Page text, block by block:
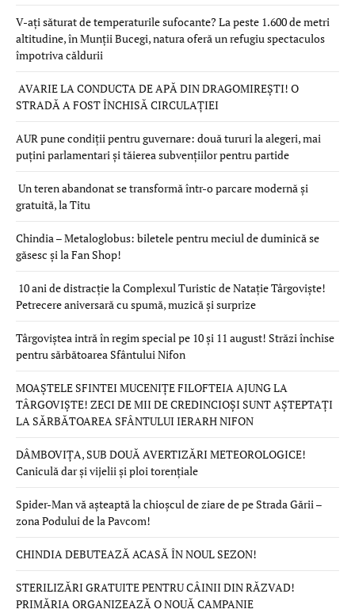
V-ați săturat de temperaturile sufocante? La peste 1.600 de metri
altitudine, în Munții Bucegi, natura oferă un refugiu spectaculos
împotriva căldurii
AVARIE LA CONDUCTA DE APĂ DIN DRAGOMIREȘTI! O
STRADĂ A FOST ÎNCHISĂ CIRCULAȚIEI
AUR pune condiții pentru guvernare: două tururi la alegeri, mai
puțini parlamentari și tăierea subvențiilor pentru partide
Un teren abandonat se transformă într-o parcare modernă și
gratuită, la Titu
Chindia – Metaloglobus: biletele pentru meciul de duminică se
găsesc și la Fan Shop!
10 ani de distracție la Complexul Turistic de Natație Târgoviște!
Petrecere aniversară cu spumă, muzică și surprize
Târgoviștea intră în regim special pe 10 și 11 august! Străzi închise
pentru sărbătoarea Sfântului Nifon
MOAȘTELE SFINTEI MUCENIȚE FILOFTEIA AJUNG LA
TÂRGOVIȘTE! ZECI DE MII DE CREDINCIOȘI SUNT AȘTEPTAȚI
LA SĂRBĂTOAREA SFÂNTULUI IERARH NIFON
DÂMBOVIȚA, SUB DOUĂ AVERTIZĂRI METEOROLOGICE!
Caniculă dar și vijelii și ploi torențiale
Spider-Man vă așteaptă la chioșcul de ziare de pe Strada Gării –
zona Podului de la Pavcom!
CHINDIA DEBUTEAZĂ ACASĂ ÎN NOUL SEZON!
STERILIZĂRI GRATUITE PENTRU CÂINII DIN RĂZVAD!
PRIMĂRIA ORGANIZEAZĂ O NOUĂ CAMPANIE